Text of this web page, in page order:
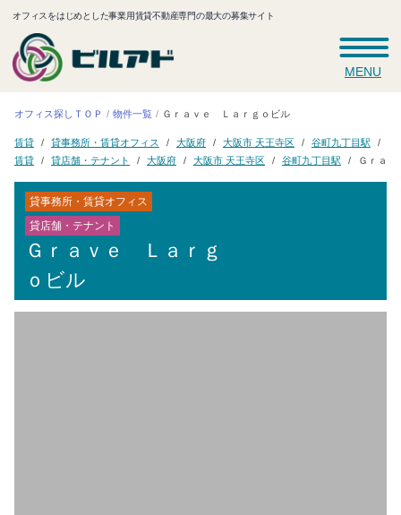
オフィスをはじめとした事業用賃貸不動産専門の最大の募集サイト
MENU
オフィス探しＴＯＰ 物件一覧 Ｇｒａｖｅ Ｌａｒｇｏビル
賃貸 貸事務所・賃貸オフィス 大阪府 大阪市 天王寺区 谷町九丁目駅
賃貸 貸店舗・テナント 大阪府 大阪市 天王寺区 谷町九丁目駅 Ｇｒａ
貸事務所・賃貸オフィス
貸店舗・テナント
Ｇｒａｖｅ Ｌａｒｇ
ｏビル